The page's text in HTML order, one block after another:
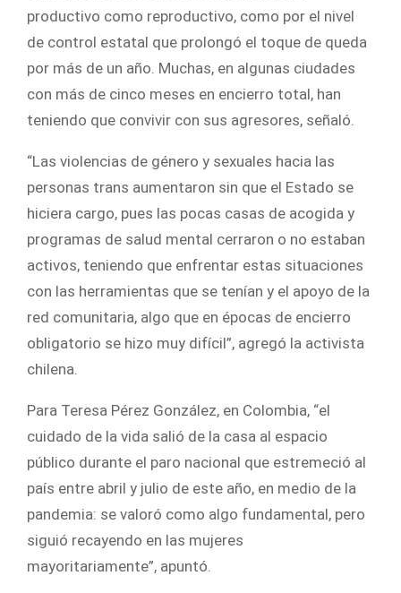
productivo como reproductivo, como por el nivel
de control estatal que prolongó el toque de queda
por más de un año. Muchas, en algunas ciudades
con más de cinco meses en encierro total, han
teniendo que convivir con sus agresores, señaló.
“Las violencias de género y sexuales hacia las
personas trans aumentaron sin que el Estado se
hiciera cargo, pues las pocas casas de acogida y
programas de salud mental cerraron o no estaban
activos, teniendo que enfrentar estas situaciones
con las herramientas que se tenían y el apoyo de la
red comunitaria, algo que en épocas de encierro
obligatorio se hizo muy difícil”, agregó la activista
chilena.
Para Teresa Pérez González, en Colombia, “el
cuidado de la vida salió de la casa al espacio
público durante el paro nacional que estremeció al
país entre abril y julio de este año, en medio de la
pandemia: se valoró como algo fundamental, pero
siguió recayendo en las mujeres
mayoritariamente”, apuntó.